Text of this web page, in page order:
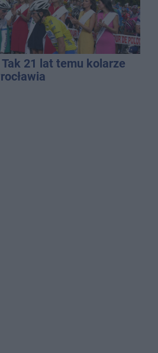
21 lat temu kolarze